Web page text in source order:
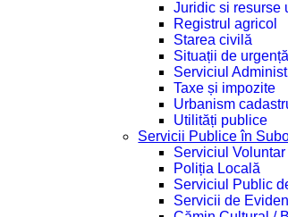
Juridic si resurse
Registrul agricol
Starea civilă
Situații de urgență
Serviciul
Taxe și impozite
Urbanism
Utilități publice
Servicii Publice în
Serviciul
Poliția Locală
Serviciul Public
Servicii de